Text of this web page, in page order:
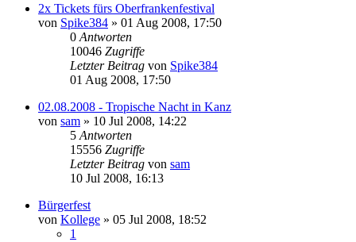
2x Tickets fürs Oberfrankenfestival
von Spike384 » 01 Aug 2008, 17:50
0 Antworten
10046 Zugriffe
Letzter Beitrag von Spike384
01 Aug 2008, 17:50
02.08.2008 - Tropische Nacht in Kanz
von sam » 10 Jul 2008, 14:22
5 Antworten
15556 Zugriffe
Letzter Beitrag von sam
10 Jul 2008, 16:13
Bürgerfest
von Kollege » 05 Jul 2008, 18:52
1